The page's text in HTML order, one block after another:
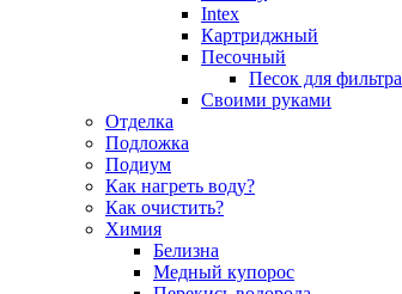
Intex
Картриджный
Песочный
Песок для фильтра
Своими руками
Отделка
Подложка
Подиум
Как нагреть воду?
Как очистить?
Химия
Белизна
Медный купорос